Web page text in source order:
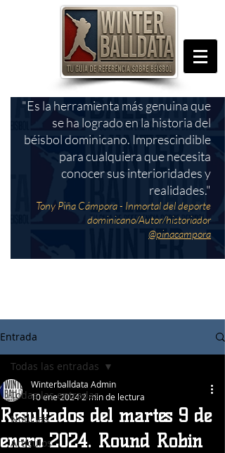
"Es la herramienta más genuina que
se ha logrado en la historia del
béisbol dominicano. Imprescindible
para cualquiera que necesita
conocer sus interioridades y
realidades."
Tony Piña Cámpora - Inmortal del deporte
dominicano/Autor/historiador
@pinacampora
Entrada
Todas las entradas
Noticias
Articulos
Todas las entradas
Resultados del martes 9 de
enero 2024. Round Robin
Winterballdata Admin
10 ene 2024 2 min de lectura